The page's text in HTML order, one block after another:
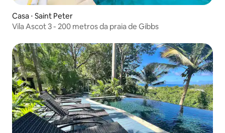
Casa ⋅ Saint Peter
Vila Ascot 3 - 200 metros da praia de Gibbs